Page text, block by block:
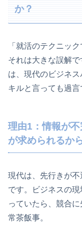
か？
「就活のテクニッ
それは大きな誤解
は、現代のビジネ
キルと言っても過言
理由1：情報が不
が求められるか
現代は、先行きが不
です。ビジネスの
っていたら、競合
常茶飯事。